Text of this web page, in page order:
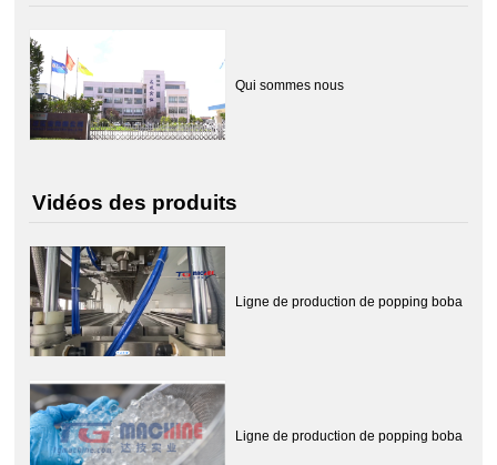
Qui sommes nous
Vidéos des produits
Ligne de production de popping boba
Ligne de production de popping boba